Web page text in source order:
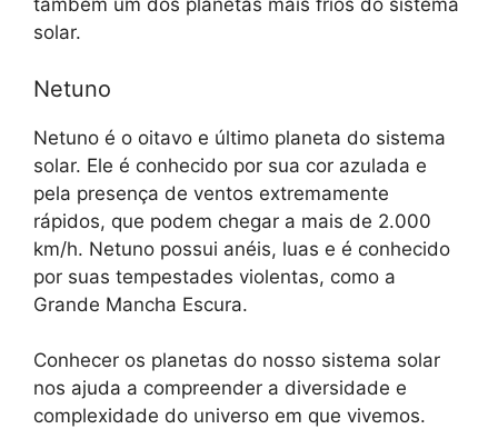
também um dos planetas mais frios do sistema
solar.
Netuno
Netuno é o oitavo e último planeta do sistema
solar. Ele é conhecido por sua cor azulada e
pela presença de ventos extremamente
rápidos, que podem chegar a mais de 2.000
km/h. Netuno possui anéis, luas e é conhecido
por suas tempestades violentas, como a
Grande Mancha Escura.
Conhecer os planetas do nosso sistema solar
nos ajuda a compreender a diversidade e
complexidade do universo em que vivemos.